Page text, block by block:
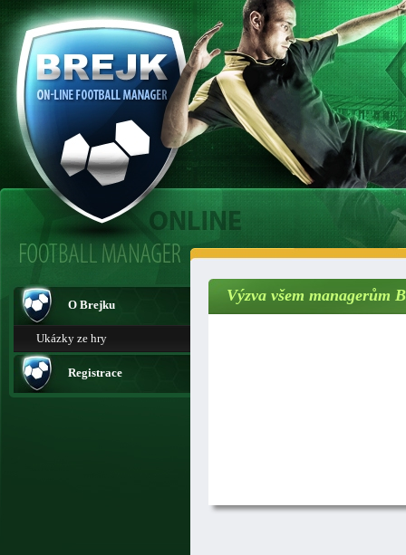
O Brejku
Ukázky ze hry
Registrace
Výzva všem